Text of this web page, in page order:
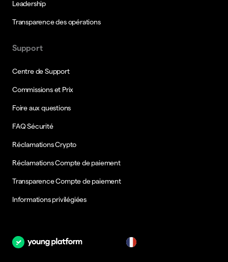
Leadership
Transparence des opérations
Support
Centre de Support
Commissions et Prix
Foire aux questions
FAQ Sécurité
Réclamations Crypto
Réclamations Compte de paiement
Transparence Compte de paiement
Informations privilégiées